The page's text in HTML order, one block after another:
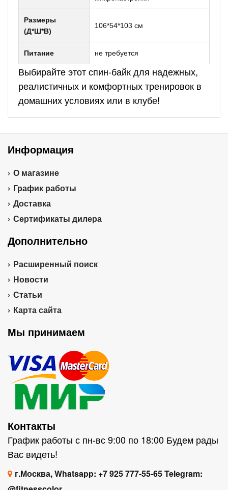
Размеры
(Д*Ш*В)
106*54*103 см
Питание не требуется
Выбирайте этот спин-байк для надежных,
реалистичных и комфортных тренировок в
домашних условиях или в клубе!
Информация
О магазине
График работы
Доставка
Сертификаты дилера
Дополнительно
Расширенный поиск
Новости
Статьи
Карта сайта
Мы принимаем
Контакты
График работы с пн-вс 9:00 по 18:00 Будем рады
Вас видеть!
г.Москва, Whatsapp: +7 925 777-55-65 Telegram: